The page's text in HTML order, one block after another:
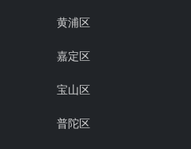
黄浦区
嘉定区
宝山区
普陀区